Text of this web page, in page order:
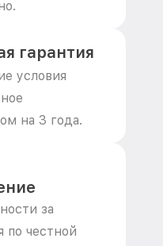
гарантия
условия
на 3 года.
за
по честной